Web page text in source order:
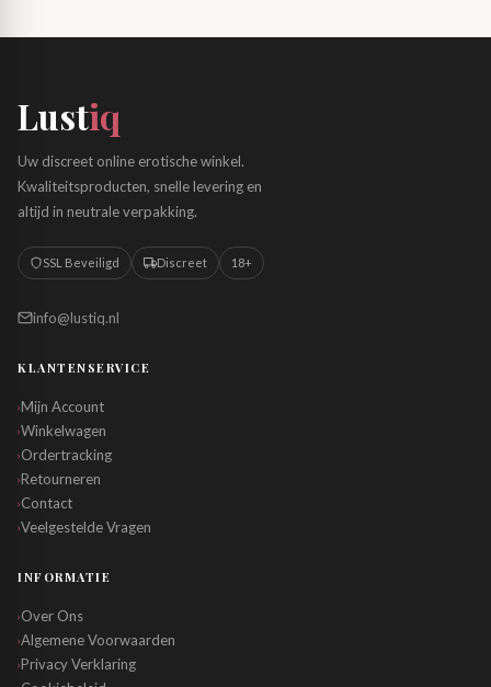
Lustiq
Uw discreet online erotische winkel.
Kwaliteitsproducten, snelle levering en
altijd in neutrale verpakking.
SSL Beveiligd Discreet 18+
info@lustiq.nl
KLANTENSERVICE
›Mijn Account
›Winkelwagen
›Ordertracking
›Retourneren
›Contact
›Veelgestelde Vragen
INFORMATIE
›Over Ons
›Algemene Voorwaarden
›Privacy Verklaring